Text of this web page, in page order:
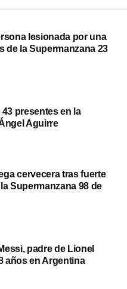
lesionada por una
de la Supermanzana 23
presentes en la
Aguirre
cervecera tras fuerte
Supermanzana 98 de
padre de Lionel
años en Argentina